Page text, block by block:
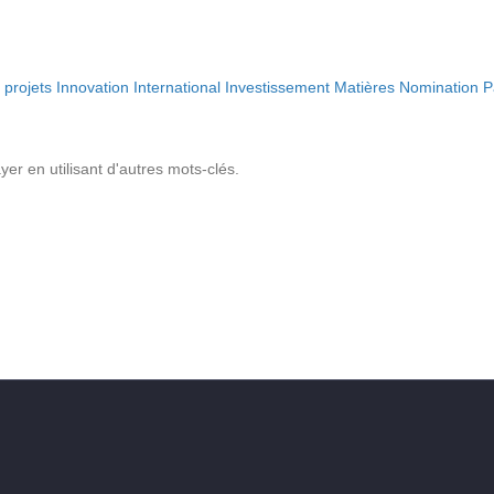
projets Innovation International Investissement Matières Nomination
en utilisant d'autres mots-clés.